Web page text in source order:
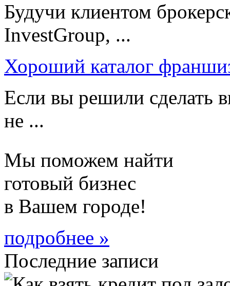
Будучи клиентом
InvestGroup, ...
Хороший каталог
Если вы решили сделать
не ...
Мы поможем найти
готовый бизнес
в Вашем городе!
подробнее »
Последние записи